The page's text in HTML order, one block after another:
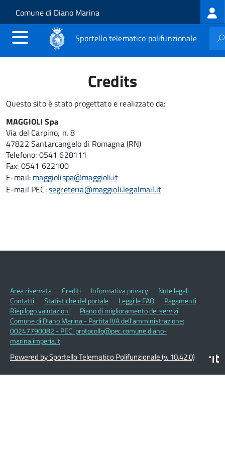
Salta al contenuto principale
Skip to site navigation
Comune di Diano Marina
Sportello telematico polifunzionale
Credits
Questo sito è stato progettato e realizzato da:
MAGGIOLI Spa
Via del Carpino, n. 8
47822 Santarcangelo di Romagna (RN)
Telefono: 0541 628111
Fax: 0541 622100
E-mail: maggiolispa@maggioli.it
E-mail PEC:segreteria@maggioli.legalmail.it
Area riservata Crediti Informativa privacy
Note legali
Contatti
Statistiche del portale Leggi le FAQ
Pagamenti
Riepilogo valutazioni
Piano di miglioramento dei servizi
Comune di Diano Marina - Partita IVA dell'amministrazione:
00247790082 - PEC: protocollo@pec.comune.diano-
marina.imperia.it
Powered by Sportello Telematico Polifunzionale (v. 10.42.0)